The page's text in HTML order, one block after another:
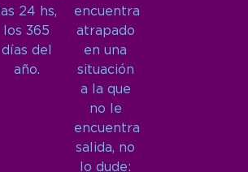
las 24 hs,
los 365
días del
año.
encuentra
atrapado
en una
situación
a la que
no le
encuentra
salida, no
lo dude: